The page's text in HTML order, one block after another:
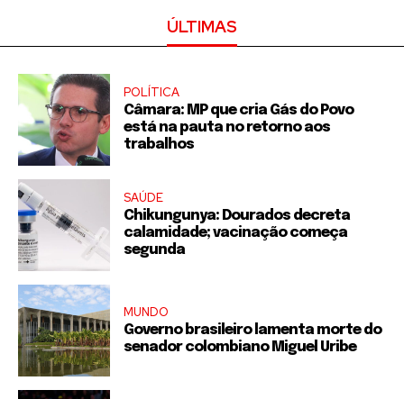
ÚLTIMAS
POLÍTICA
Câmara: MP que cria Gás do Povo
está na pauta no retorno aos
trabalhos
SAÚDE
Chikungunya: Dourados decreta
calamidade; vacinação começa
segunda
MUNDO
Governo brasileiro lamenta morte do
senador colombiano Miguel Uribe